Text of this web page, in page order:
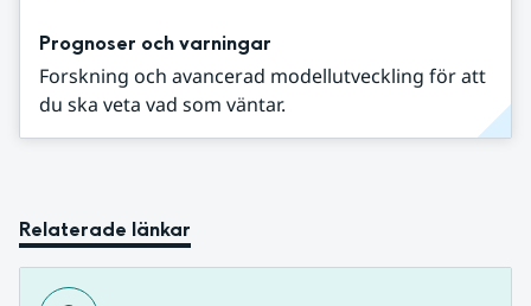
Prognoser och varningar
Forskning och avancerad modellutveckling för att
du ska veta vad som väntar.
Relaterade länkar